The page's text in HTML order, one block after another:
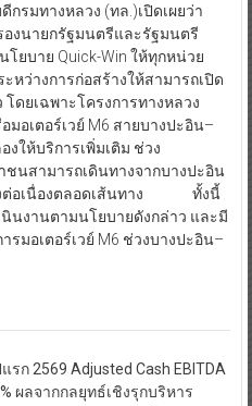
รมทางหลวง (ทล.)เปิดเผยว่า
งนายกรัฐมนตรีและรัฐมนตรี
ยบาย Quick-Win ให้ทุกหน่วย
หว่างการก่อสร้างให้สามารถเปิด
ดยเฉพาะโครงการทางหลวง
มอเตอร์เวย์ M6 สายบางปะอิน–
ให้บริการเพิ่มเติม ช่วง
ชนสามารถเดินทางจากบางปะอิน
งต่อเนื่องตลอดเส้นทาง ทั้งนี้
นินงานตามนโยบายดังกล่าว และมี
มอเตอร์เวย์ M6 ช่วงบางปะอิน–
รก 2569 Adjusted Cash EBITDA
ผลจากกลยุทธ์เชิงรุกบริหาร